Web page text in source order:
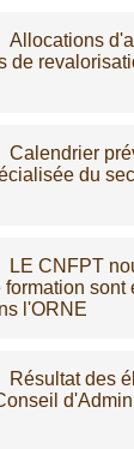
Allocations
de
Calendrier
du
LE CNFPT
sont
l'ORNE
Résultat des